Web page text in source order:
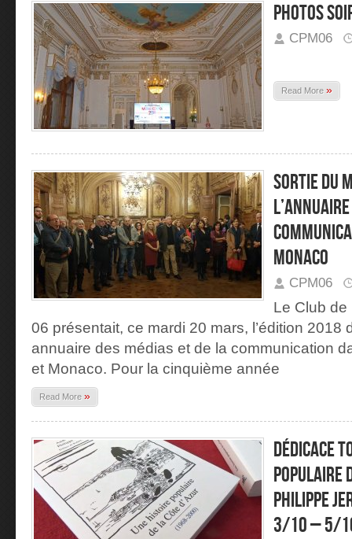
PHOTOS
CPM06
Read More »
Sortie du
Monaco
CPM06
Le Club de
06 présentait, ce mardi 20 mars, l’édition 2018
annuaire des médias et de la communication
et Monaco. Pour la cinquième année
Read More »
DÉDICACE
POPULAIRE
PHILIPPE
3/10 – 5/